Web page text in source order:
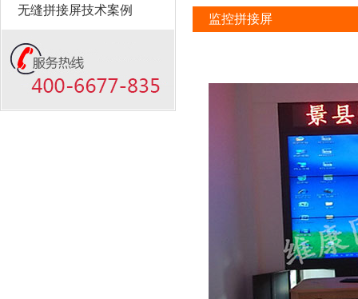
无缝拼接屏技术案例
监控拼接屏